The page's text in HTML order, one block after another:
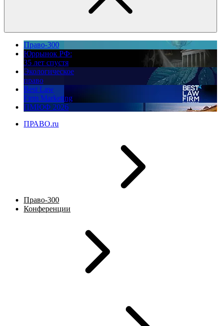
Право-300
Юррынок РФ:
35 лет спустя
Экологическое
право
Best Law
Firm Marketing
ПМЮФ 2026
ПРАВО.ru
Право-300
Конференции